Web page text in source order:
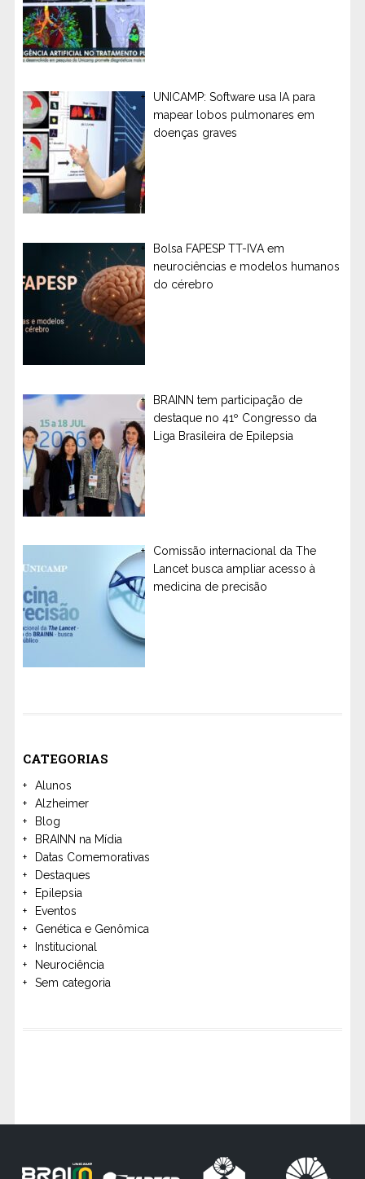
UNICAMP: Software usa IA para
mapear lobos pulmonares em
doenças graves
Bolsa FAPESP TT-IVA em
neurociências e modelos humanos
do cérebro
BRAINN tem participação de
destaque no 41º Congresso da
Liga Brasileira de Epilepsia
Comissão internacional da The
Lancet busca ampliar acesso à
medicina de precisão
CATEGORIAS
Alunos
Alzheimer
Blog
BRAINN na Mídia
Datas Comemorativas
Destaques
Epilepsia
Eventos
Genética e Genômica
Institucional
Neurociência
Sem categoria